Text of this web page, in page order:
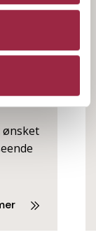
og
for å
ønsket